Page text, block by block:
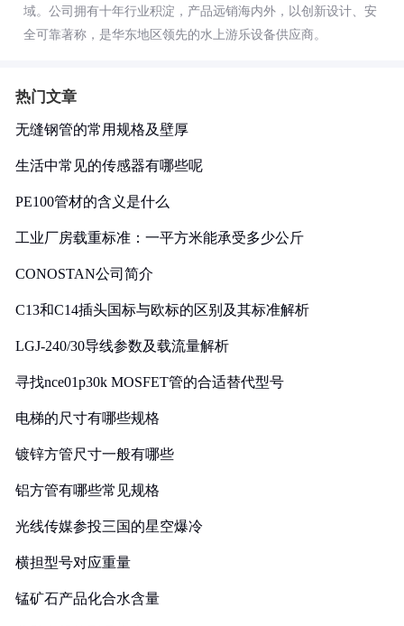
域。公司拥有十年行业积淀，产品远销海内外，以创新设计、安
全可靠著称，是华东地区领先的水上游乐设备供应商。
热门文章
无缝钢管的常用规格及壁厚
生活中常见的传感器有哪些呢
PE100管材的含义是什么
工业厂房载重标准：一平方米能承受多少公斤
CONOSTAN公司简介
C13和C14插头国标与欧标的区别及其标准解析
LGJ-240/30导线参数及载流量解析
寻找nce01p30k MOSFET管的合适替代型号
电梯的尺寸有哪些规格
镀锌方管尺寸一般有哪些
铝方管有哪些常见规格
光线传媒参投三国的星空爆冷
横担型号对应重量
锰矿石产品化合水含量